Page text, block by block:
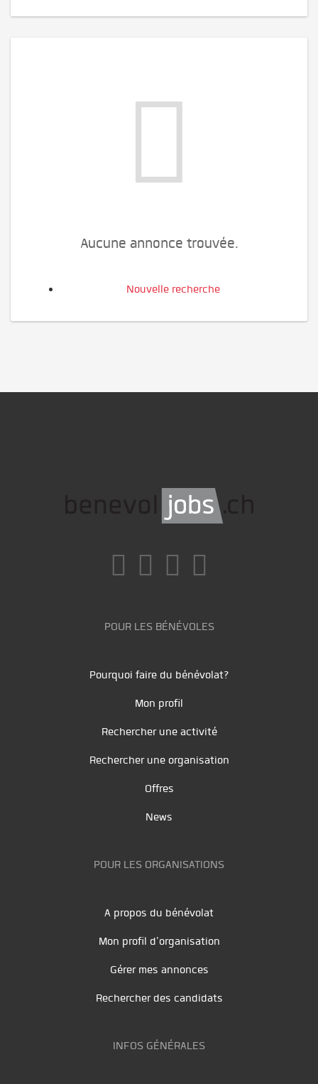
Aucune annonce trouvée.
Nouvelle recherche
POUR LES BÉNÉVOLES
Pourquoi faire du bénévolat?
Mon profil
Rechercher une activité
Rechercher une organisation
Offres
News
POUR LES ORGANISATIONS
A propos du bénévolat
Mon profil d'organisation
Gérer mes annonces
Rechercher des candidats
INFOS GÉNÉRALES